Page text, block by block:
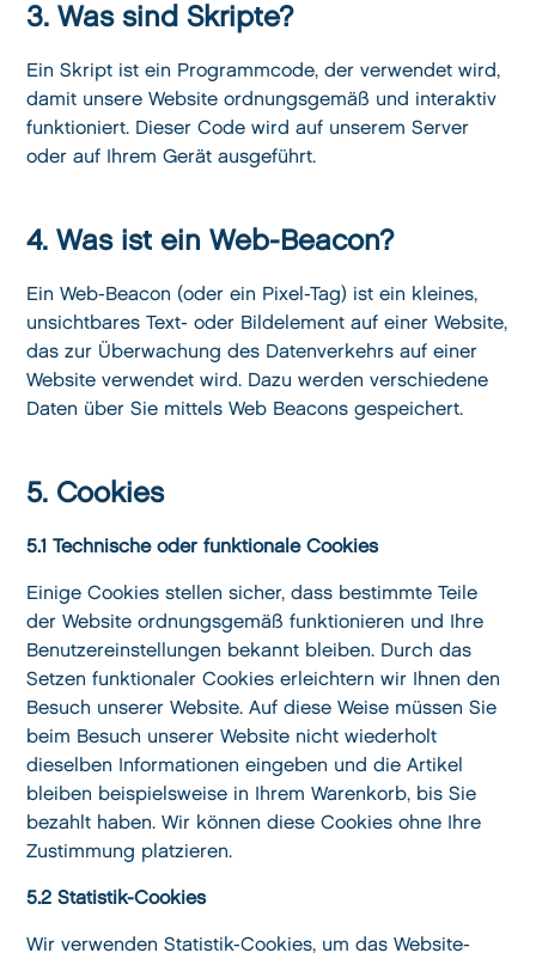
3. Was sind Skripte?
Ein Skript ist ein Programmcode, der verwendet wird,
damit unsere Website ordnungsgemäß und interaktiv
funktioniert. Dieser Code wird auf unserem Server
oder auf Ihrem Gerät ausgeführt.
4. Was ist ein Web-Beacon?
Ein Web-Beacon (oder ein Pixel-Tag) ist ein kleines,
unsichtbares Text- oder Bildelement auf einer Website,
das zur Überwachung des Datenverkehrs auf einer
Website verwendet wird. Dazu werden verschiedene
Daten über Sie mittels Web Beacons gespeichert.
5. Cookies
5.1 Technische oder funktionale Cookies
Einige Cookies stellen sicher, dass bestimmte Teile
der Website ordnungsgemäß funktionieren und Ihre
Benutzereinstellungen bekannt bleiben. Durch das
Setzen funktionaler Cookies erleichtern wir Ihnen den
Besuch unserer Website. Auf diese Weise müssen Sie
beim Besuch unserer Website nicht wiederholt
dieselben Informationen eingeben und die Artikel
bleiben beispielsweise in Ihrem Warenkorb, bis Sie
bezahlt haben. Wir können diese Cookies ohne Ihre
Zustimmung platzieren.
5.2 Statistik-Cookies
Wir verwenden Statistik-Cookies, um das Website-